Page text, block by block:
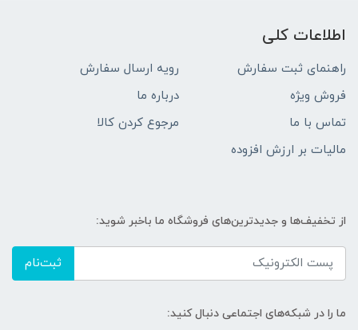
اطلاعات کلی
راهنمای ثبت سفارش
رویه ارسال سفارش
فروش ویژه
درباره ما
تماس با ما
مرجوع کردن کالا
مالیات بر ارزش افزوده
از تخفیف‌ها و جدیدترین‌های فروشگاه ما باخبر شوید:
ثبت‌نام
ما را در شبکه‌های اجتماعی دنبال کنید: